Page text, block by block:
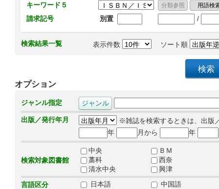
キーワード５
請求記号
別置 /
検索結果一覧 表示件数 ソート順
オプション
ジャンル指定
出版／発行年月
※雑誌を検索するときは、出版
年
月から 年
検索対象図書館
中央
ＢＭ
藁科
西奈
清水中央
興津
言語区分
日本語 中国語